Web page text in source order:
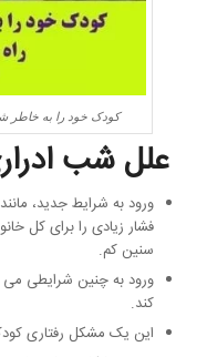
کودک خود را به خاطر
علل شب
ورود به شرایط جدید،
فشار زیادی را برای کل
سنین کم.
ورود به چنین شرایطی
کند.
این یک مشکل رفتاری